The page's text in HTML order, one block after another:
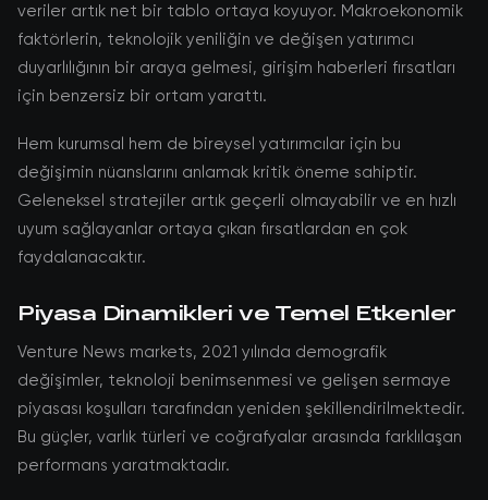
veriler artık net bir tablo ortaya koyuyor. Makroekonomik
faktörlerin, teknolojik yeniliğin ve değişen yatırımcı
duyarlılığının bir araya gelmesi, girişim haberleri fırsatları
için benzersiz bir ortam yarattı.
Hem kurumsal hem de bireysel yatırımcılar için bu
değişimin nüanslarını anlamak kritik öneme sahiptir.
Geleneksel stratejiler artık geçerli olmayabilir ve en hızlı
uyum sağlayanlar ortaya çıkan fırsatlardan en çok
faydalanacaktır.
Piyasa Dinamikleri ve Temel Etkenler
Venture News markets, 2021 yılında demografik
değişimler, teknoloji benimsenmesi ve gelişen sermaye
piyasası koşulları tarafından yeniden şekillendirilmektedir.
Bu güçler, varlık türleri ve coğrafyalar arasında farklılaşan
performans yaratmaktadır.